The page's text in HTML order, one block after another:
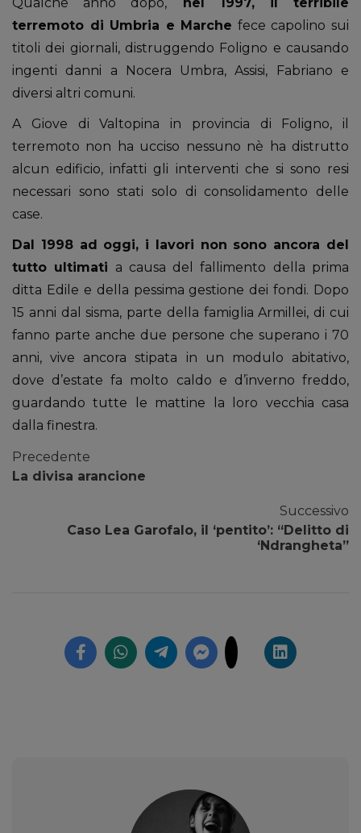
terremoto di Umbria e Marche fece capolino sui
titoli dei giornali, distruggendo Foligno e causando
ingenti danni a Nocera Umbra, Assisi, Fabriano e
diversi altri comuni.
A Giove di Valtopina in provincia di Foligno, il
terremoto non ha ucciso nessuno nè ha distrutto
alcun edificio, infatti gli interventi che si sono resi
necessari sono stati solo di consolidamento delle
case.
Dal 1998 ad oggi, i lavori non sono ancora del
tutto ultimati a causa del fallimento della prima
ditta Edile e della pessima gestione dei fondi. Dopo
15 anni dal sisma, parte della famiglia Armillei, di cui
fanno parte anche due persone che superano i 70
anni, vive ancora stipata in un modulo abitativo,
dove d’estate fa molto caldo e d’inverno freddo,
guardando tutte le mattine la loro vecchia casa
dalla finestra.
Precedente
La divisa arancione
Successivo
Caso Lea Garofalo, il ‘pentito’: “Delitto di
‘Ndrangheta”